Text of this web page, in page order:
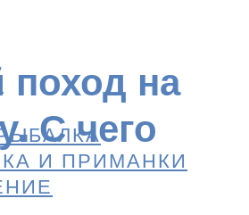
И ПРИМАНКИ
на
С чего